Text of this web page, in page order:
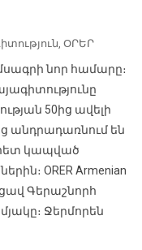
, ՕՐԵՐ
նոր համարը։
50ից ավելի
անդրադառնում են
կապված
ORER Armenian
Գերաշնորհ
Ջերմորեն